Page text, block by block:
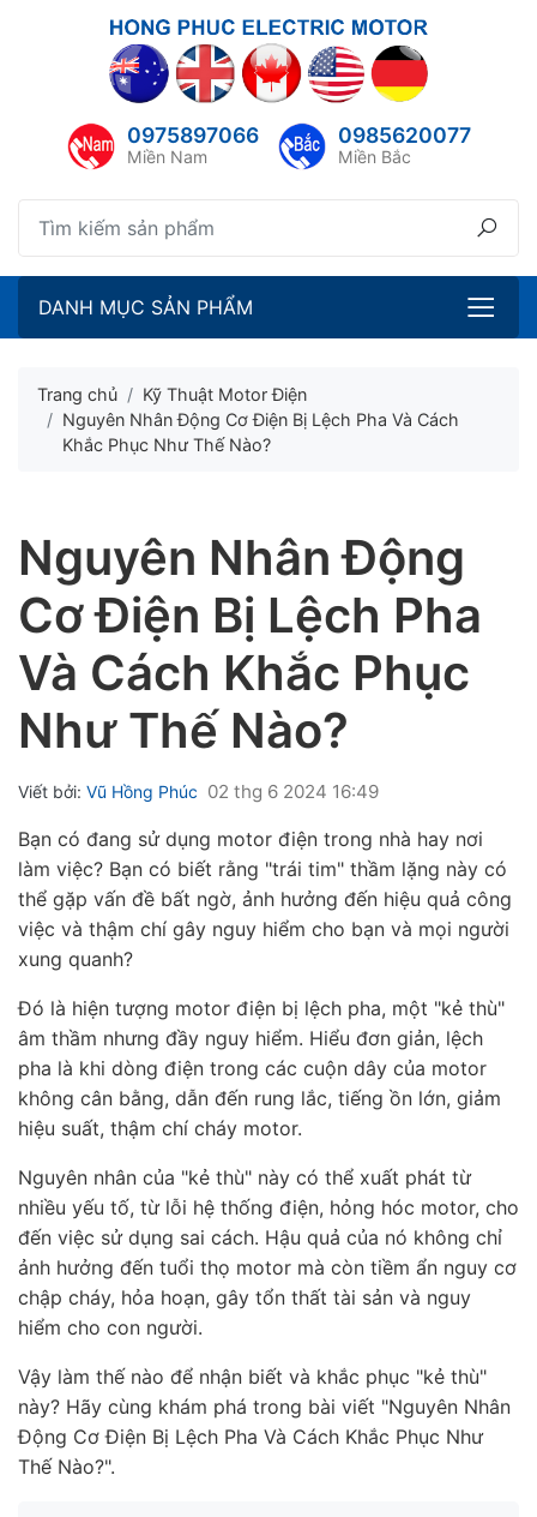
0975897066
Miền Nam
0985620077
Miền Bắc
DANH MỤC SẢN PHẨM
Trang chủ
Kỹ Thuật Motor Điện
Nguyên Nhân Động Cơ Điện Bị Lệch Pha Và Cách
Khắc Phục Như Thế Nào?
Nguyên Nhân Động
Cơ Điện Bị Lệch Pha
Và Cách Khắc Phục
Như Thế Nào?
Viết bởi: Vũ Hồng Phúc 02 thg 6 2024 16:49
Bạn có đang sử dụng motor điện trong nhà hay nơi
làm việc? Bạn có biết rằng "trái tim" thầm lặng này có
thể gặp vấn đề bất ngờ, ảnh hưởng đến hiệu quả công
việc và thậm chí gây nguy hiểm cho bạn và mọi người
xung quanh?
Đó là hiện tượng motor điện bị lệch pha, một "kẻ thù"
âm thầm nhưng đầy nguy hiểm. Hiểu đơn giản, lệch
pha là khi dòng điện trong các cuộn dây của motor
không cân bằng, dẫn đến rung lắc, tiếng ồn lớn, giảm
hiệu suất, thậm chí cháy motor.
Nguyên nhân của "kẻ thù" này có thể xuất phát từ
nhiều yếu tố, từ lỗi hệ thống điện, hỏng hóc motor, cho
đến việc sử dụng sai cách. Hậu quả của nó không chỉ
ảnh hưởng đến tuổi thọ motor mà còn tiềm ẩn nguy cơ
chập cháy, hỏa hoạn, gây tổn thất tài sản và nguy
hiểm cho con người.
Vậy làm thế nào để nhận biết và khắc phục "kẻ thù"
này? Hãy cùng khám phá trong bài viết "Nguyên Nhân
Động Cơ Điện Bị Lệch Pha Và Cách Khắc Phục Như
Thế Nào?".